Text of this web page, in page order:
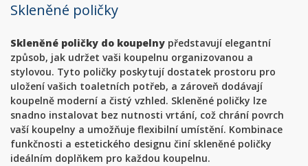
Skleněné poličky
Skleněné poličky do koupelny představují elegantní
způsob, jak udržet vaši koupelnu organizovanou a
stylovou. Tyto poličky poskytují dostatek prostoru pro
uložení vašich toaletních potřeb, a zároveň dodávají
koupelně moderní a čistý vzhled. Skleněné poličky lze
snadno instalovat bez nutnosti vrtání, což chrání povrch
vaší koupelny a umožňuje flexibilní umístění. Kombinace
funkčnosti a estetického designu činí skleněné poličky
ideálním doplňkem pro každou koupelnu.